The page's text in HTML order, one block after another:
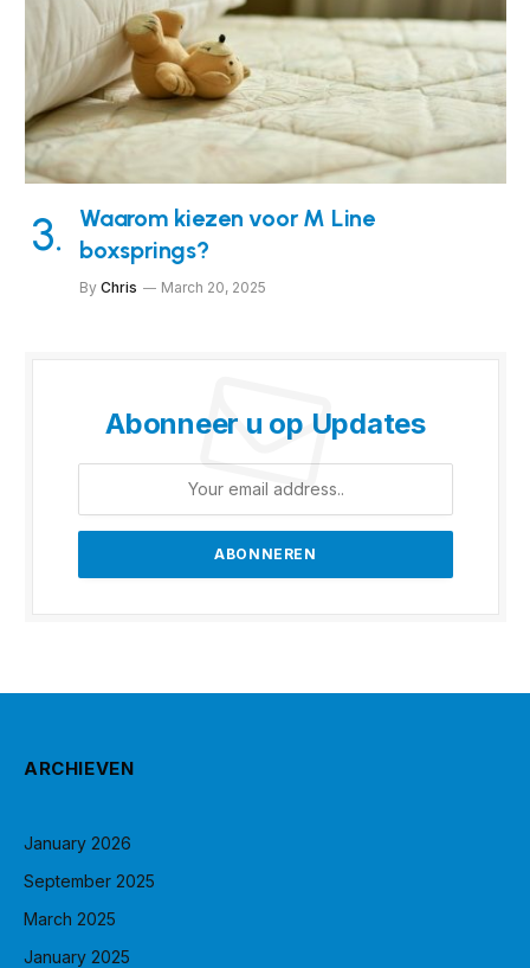
Waarom kiezen voor M Line
boxsprings?
By Chris March 20, 2025
Abonneer u op Updates
ARCHIEVEN
January 2026
September 2025
March 2025
January 2025